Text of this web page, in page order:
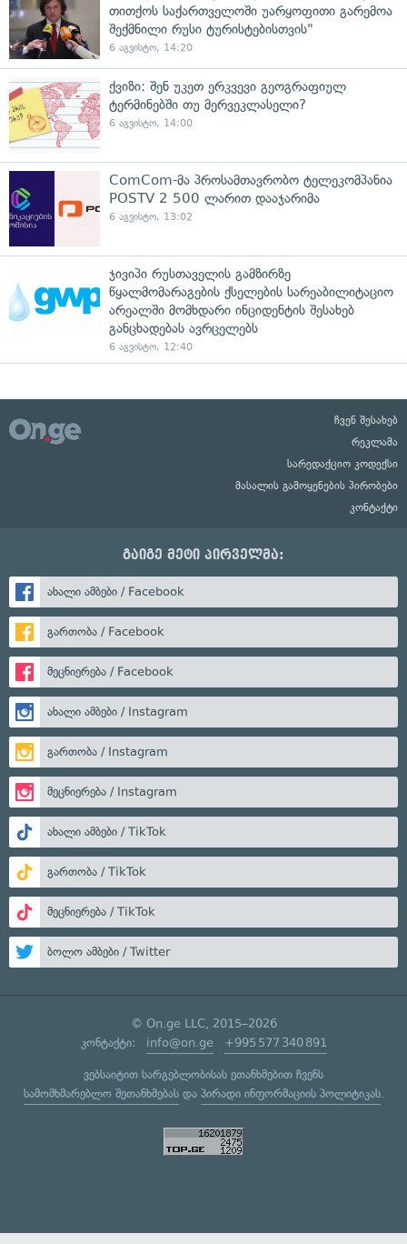
თითქოს საქართველოში უარყოფითი გარემოა
შექმნილი რუსი ტურისტებისთვის"
6 აგვისტო, 14:20
ქვიზი: შენ უკეთ ერკვევი გეოგრაფიულ
ტერმინებში თუ მერვეკლასელი?
6 აგვისტო, 14:00
ComCom-მა პროსამთავრობო ტელეკომპანია
POSTV 2 500 ლარით დააჯარიმა
6 აგვისტო, 13:02
ჯივიპი რუსთაველის გამზირზე
წყალმომარაგების ქსელების სარეაბილიტაციო
არეალში მომხდარი ინციდენტის შესახებ
განცხადებას ავრცელებს
6 აგვისტო, 12:40
ჩვენ შესახებ
რეკლამა
სარედაქციო კოდექსი
მასალის გამოყენების პირობები
კონტაქტი
გაიგე მეტი პირველმა:
ახალი ამბები / Facebook
გართობა / Facebook
მეცნიერება / Facebook
ახალი ამბები / Instagram
გართობა / Instagram
მეცნიერება / Instagram
ახალი ამბები / TikTok
გართობა / TikTok
მეცნიერება / TikTok
ბოლო ამბები / Twitter
© On.ge LLC, 2015–2026
კონტაქტი: info@on.ge +995 577 340 891
ვებსაიტით სარგებლობისას ეთანხმებით ჩვენს
სამომხმარებლო შეთანხმებასდა პირადი ინფორმაციის პოლიტიკას.